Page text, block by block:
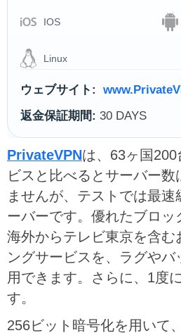
IOS
Linux
ウェブサイト:
返金保証期間: 30 DAYS
PrivateVPNは、63ヶ国
ビスと比べるとサーバー
ませんが、テストでは最
ーバーです。優れたブロッ
海外からテレビ東京を含む
ングサービスを、ラグやバ
用できます。さらに、1度
す。
256ビット暗号化を用いて